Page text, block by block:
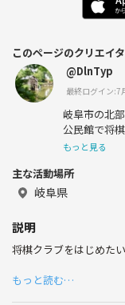
このページのクリエイ
@DlnTyp
最終ログイン:7
岐阜市の北
公民館で将
みなで将棋(
もっと見る
主な活動場所
岐阜県
説明
将棋クラブをはじめたい
もっと読む…